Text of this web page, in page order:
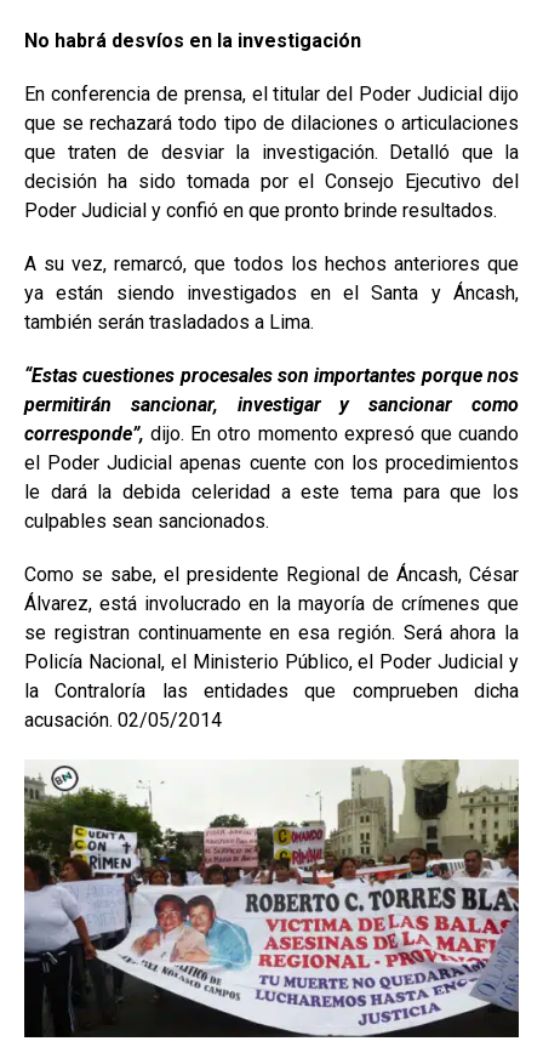
No habrá desvíos en la investigación
En conferencia de prensa, el titular del Poder Judicial dijo
que se rechazará todo tipo de dilaciones o articulaciones
que traten de desviar la investigación. Detalló que la
decisión ha sido tomada por el Consejo Ejecutivo del
Poder Judicial y confió en que pronto brinde resultados.
A su vez, remarcó, que todos los hechos anteriores que
ya están siendo investigados en el Santa y Áncash,
también serán trasladados a Lima.
“Estas cuestiones procesales son importantes porque nos
permitirán sancionar, investigar y sancionar como
corresponde”, dijo. En otro momento expresó que cuando
el Poder Judicial apenas cuente con los procedimientos
le dará la debida celeridad a este tema para que los
culpables sean sancionados.
Como se sabe, el presidente Regional de Áncash, César
Álvarez, está involucrado en la mayoría de crímenes que
se registran continuamente en esa región. Será ahora la
Policía Nacional, el Ministerio Público, el Poder Judicial y
la Contraloría las entidades que comprueben dicha
acusación. 02/05/2014